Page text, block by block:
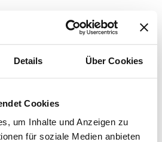
Details Über Cookies
Cookies
um Inhalte und Anzeigen zu
für soziale Medien anbieten